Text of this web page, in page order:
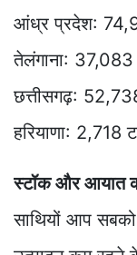
आंध्र प्रदेश:
तेलंगाना:
छत्तीसगढ़:
हरियाणा: 2,718
स्टॉक और आयात
साथियों आप